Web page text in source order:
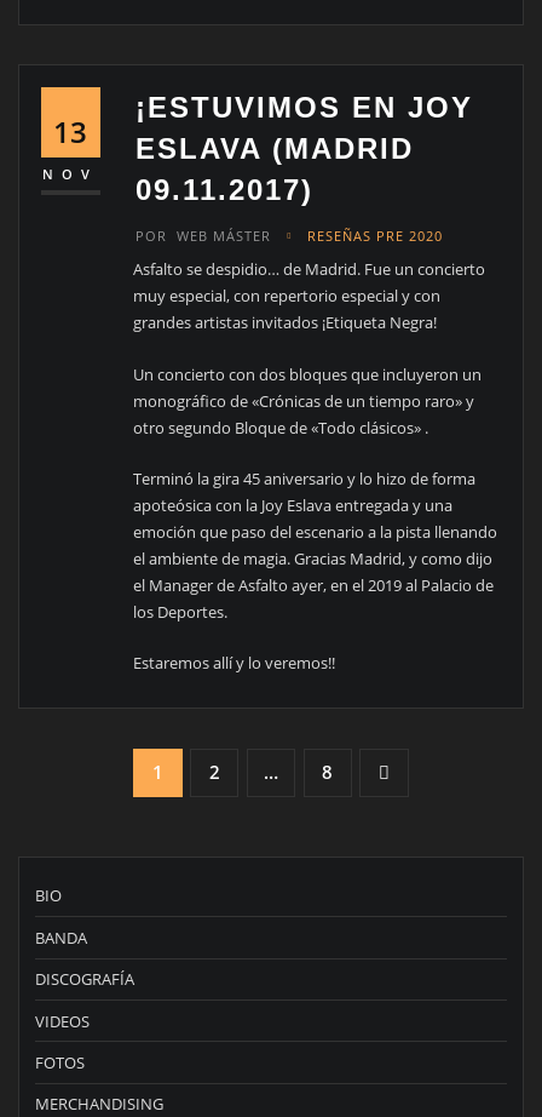
13
NOV
¡ESTUVIMOS EN JOY
ESLAVA (MADRID
09.11.2017)
POR WEB MÁSTER RESEÑAS PRE 2020
Asfalto se despidio… de Madrid. Fue un concierto
muy especial, con repertorio especial y con
grandes artistas invitados ¡Etiqueta Negra!
Un concierto con dos bloques que incluyeron un
monográfico de «Crónicas de un tiempo raro» y
otro segundo Bloque de «Todo clásicos» .
Terminó la gira 45 aniversario y lo hizo de forma
apoteósica con la Joy Eslava entregada y una
emoción que paso del escenario a la pista llenando
el ambiente de magia. Gracias Madrid, y como dijo
el Manager de Asfalto ayer, en el 2019 al Palacio de
los Deportes.
Estaremos allí y lo veremos!!
Paginación
entradas
1 2 … 8
BIO
BANDA
DISCOGRAFÍA
VIDEOS
FOTOS
MERCHANDISING